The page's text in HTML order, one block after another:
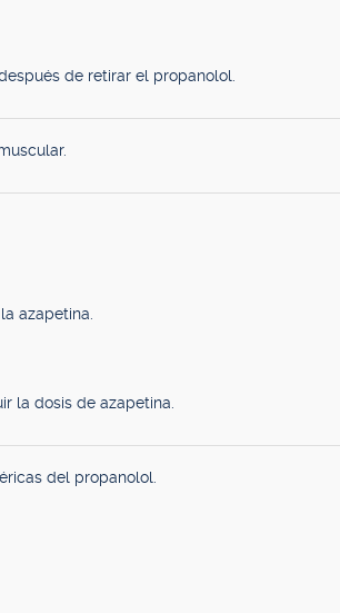
de retirar el propanolol.
azapetina.
la dosis de azapetina.
del propanolol.